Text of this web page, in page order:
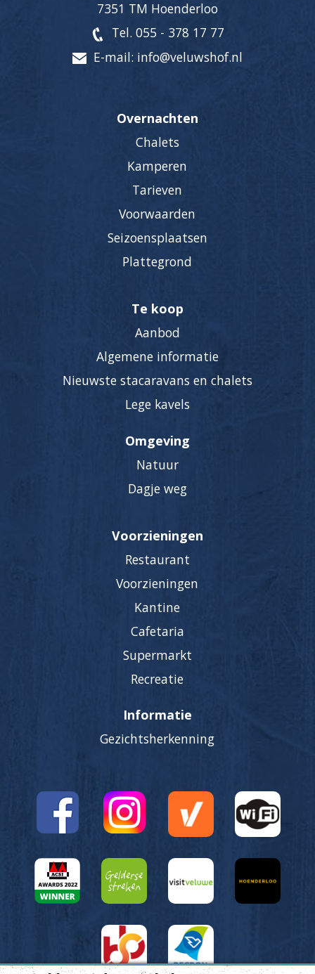
7351 TM Hoenderloo
Tel. 055 - 378 17 77
E-mail: info@veluwshof.nl
Overnachten
Chalets
Kamperen
Tarieven
Voorwaarden
Seizoensplaatsen
Plattegrond
Te koop
Aanbod
Algemene informatie
Nieuwste stacaravans en chalets
Lege kavels
Omgeving
Natuur
Dagje weg
Voorzieningen
Restaurant
Voorzieningen
Kantine
Cafetaria
Supermarkt
Recreatie
Informatie
Gezichtsherkenning